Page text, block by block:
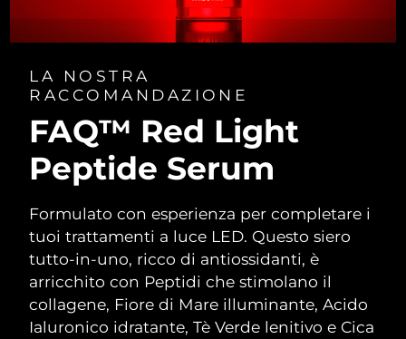
LA NOSTRA
RACCOMANDAZIONE
FAQ™ Red Light
Peptide Serum
Formulato con esperienza per completare i
tuoi trattamenti a luce LED. Questo siero
tutto-in-uno, ricco di antiossidanti, è
arricchito con Peptidi che stimolano il
collagene, Fiore di Mare illuminante, Acido
Ialuronico idratante, Tè Verde lenitivo e Cica